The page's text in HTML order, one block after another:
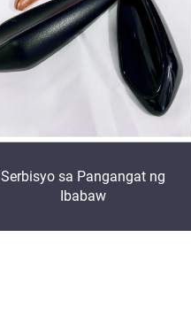
Serbisyo sa Pangangat ng
Ibabaw